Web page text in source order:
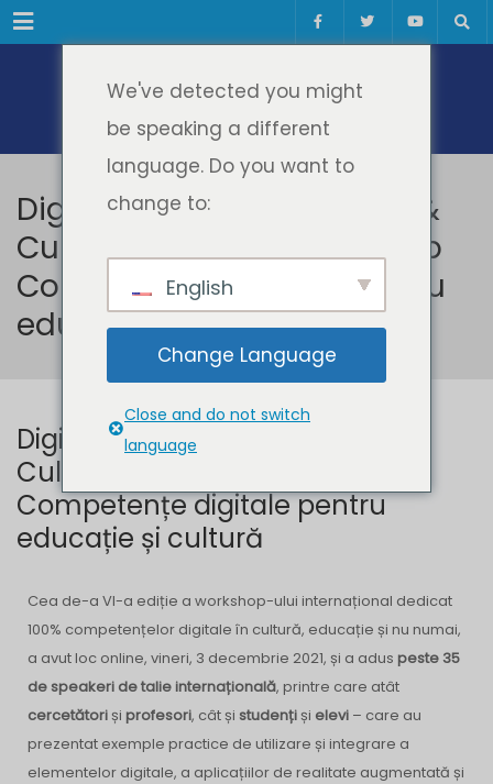
Meniul
Digital Skills for Education &
Culture WorkshopWorkshop
Competențe digitale pentru
educație și cultură
Digital Skills for Education &
Culture WorkshopWorkshop
Competențe digitale pentru
educație și cultură
Cea de-a VI-a ediție a workshop-ului internațional dedicat
100% competențelor digitale în cultură, educație și nu numai,
a avut loc online, vineri, 3 decembrie 2021, și a adus peste 35
de speakeri de talie internațională, printre care atât
cercetătoriși profesori, cât și studențiși elevi – care au
prezentat exemple practice de utilizare și integrare a
elementelor digitale, a aplicațiilor de realitate augmentată și
We've detected you might
be speaking a different
language. Do you want to
change to:
English
Change Language
Close and do not switch
language